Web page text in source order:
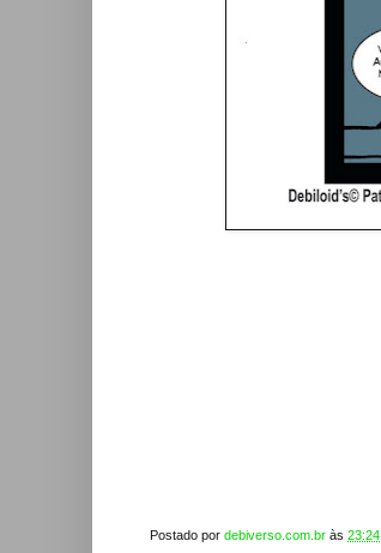
Postado por debiverso.com.br às 23:24